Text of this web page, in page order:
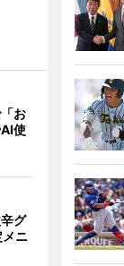
お
使
グ
ニ